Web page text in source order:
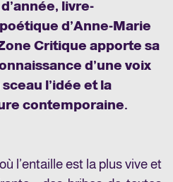
livre-
d’Anne-Marie
Critique apporte sa
d’une voix
l’idée et la
contemporaine.
l’entaille est la plus vive et